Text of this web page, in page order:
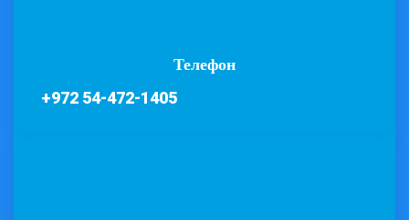
Телефон
+972 54-472-1405